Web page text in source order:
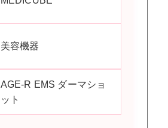
美容機器
AGE-R EMS ダーマショ
ット